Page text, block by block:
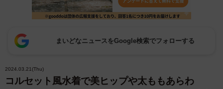
まいどなニュースをGoogle検索でフォローする
2024.03.21(Thu)
コルセット風水着で美ヒップや太ももあらわ